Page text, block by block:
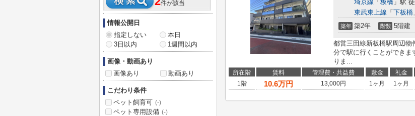
埼京線 「 板橋 」駅
東武東上線 「 下板橋
築年 築2年 階数 5階建
都営三田線新板橋駅周辺物
分で駅に行くことができま
りま...
所在階 賃料 管理費・共益費 敷金 礼金
1階
10.6万円 13,000円 1ヶ月 1ヶ月
件が該当
情報公開日
指定しない
本日
3日以内
1週間以内
画像・動画あり
画像あり
動画あり
こだわり条件
ペット飼育可 (-)
ペット専用設備 (-)